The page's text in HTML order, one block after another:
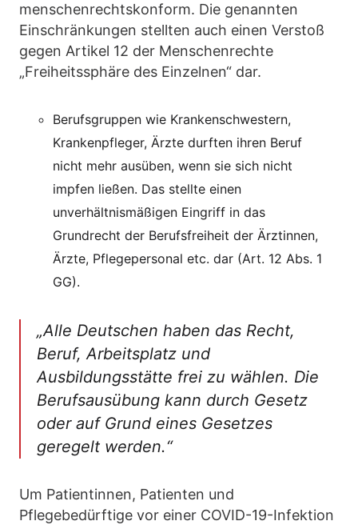
menschenrechtskonform. Die genannten
Einschränkungen stellten auch einen Verstoß
gegen Artikel 12 der Menschenrechte
„Freiheitssphäre des Einzelnen“ dar.
Berufsgruppen wie Krankenschwestern,
Krankenpfleger, Ärzte durften ihren Beruf
nicht mehr ausüben, wenn sie sich nicht
impfen ließen. Das stellte einen
unverhältnismäßigen Eingriff in das
Grundrecht der Berufsfreiheit der Ärztinnen,
Ärzte, Pflegepersonal etc. dar (Art. 12 Abs. 1
GG).
„Alle Deutschen haben das Recht,
Beruf, Arbeitsplatz und
Ausbildungsstätte frei zu wählen. Die
Berufsausübung kann durch Gesetz
oder auf Grund eines Gesetzes
geregelt werden.“
Um Patientinnen, Patienten und
Pflegebedürftige vor einer COVID-19-Infektion